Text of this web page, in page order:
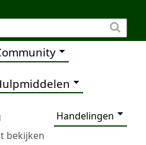
Handelingen
bekijken